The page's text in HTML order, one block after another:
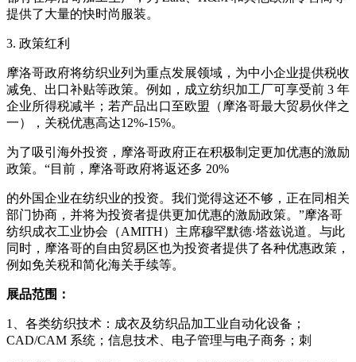
提供了大量的快时尚服装。
3. 政策红利
摩洛哥政府将纺织业列为重点发展领域，为中小企业提供税收
减免、出口补贴等政策。例如，成立纺织加工厂可享受前 3 年
企业所得税减半；若产品出口至欧盟（摩洛哥最大贸易伙伴之
一），关税优惠高达12%-15%。
为了吸引海外投资，摩洛哥政府正在积极制定更加优惠的激励
政策。“目前，摩洛哥政府将返还多 20%
的外国企业在纺织业的投资。我们觉得这还不够，正在同相关
部门协商，并将为投资者提供更加优惠的激励政策。”摩洛哥
纺织成衣工业协会（AMITH）主席穆罕默德·塔兹说道。与此
同时，摩洛哥的自由贸易区也为投资者提供了各种优惠政策，
例如免关税和简化海关手续等。
展品范围：
1、各类纺织技术：成衣及纺织品加工业自动化设备；
CAD/CAM 系统；信息技术、电子管理与电子商务；刺